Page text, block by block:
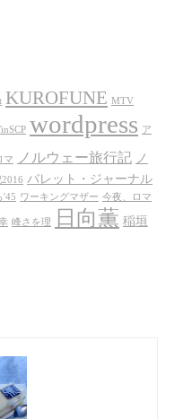
KUROFUNE MTV
wordpress ア
マ ノルウェー旅行記 ノ
バレット・ジャーナル
'45 ワーキングマザー 今夜、ロマ
峰さを理 日向薫 稲垣